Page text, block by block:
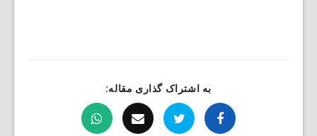
به اشتراک گذاری مقاله: